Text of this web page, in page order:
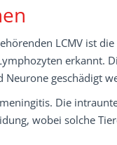
LCMV ist
erkannt.
Neurone geschädigt
Die
wobei solche